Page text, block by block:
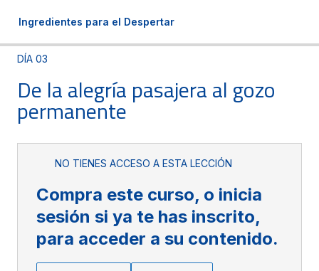
Ingredientes para el Despertar
DÍA 03
De la alegría pasajera al gozo
permanente
NO TIENES ACCESO A ESTA LECCIÓN
Compra este curso, o inicia
sesión si ya te has inscrito,
para acceder a su contenido.